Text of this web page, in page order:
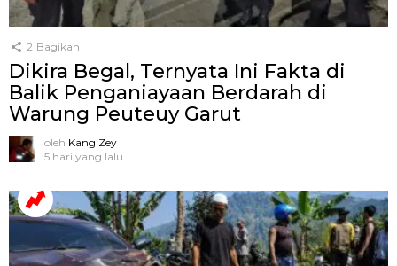
2 Bagikan
Dikira Begal, Ternyata Ini Fakta di
Balik Penganiayaan Berdarah di
Warung Peuteuy Garut
oleh Kang Zey
5 hari yang lalu